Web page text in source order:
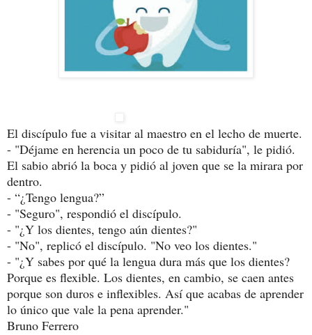
El discípulo fue a visitar al maestro en el lecho de muerte.
- "Déjame en herencia un poco de tu sabiduría", le pidió.
El sabio abrió la boca y pidió al joven que se la mirara por
dentro.
- “¿Tengo lengua?”
- "Seguro", respondió el discípulo.
- "¿Y los dientes, tengo aún dientes?"
- "No", replicó el discípulo. "No veo los dientes."
- "¿Y sabes por qué la lengua dura más que los dientes?
Porque es flexible. Los dientes, en cambio, se caen antes
porque son duros e inflexibles. Así que acabas de aprender
lo único que vale la pena aprender."
Bruno Ferrero